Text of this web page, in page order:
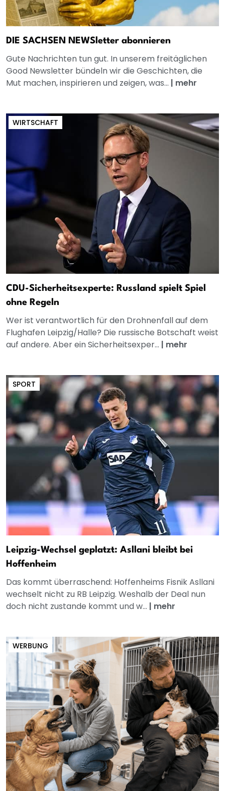
DIE SACHSEN NEWSletter abonnieren
Gute Nachrichten tun gut. In unserem freitäglichen
Good Newsletter bündeln wir die Geschichten, die
Mut machen, inspirieren und zeigen, was... | mehr
WIRTSCHAFT
CDU-Sicherheitsexperte: Russland spielt Spiel
ohne Regeln
Wer ist verantwortlich für den Drohnenfall auf dem
Flughafen Leipzig/Halle? Die russische Botschaft weist
auf andere. Aber ein Sicherheitsexper... | mehr
SPORT
Leipzig-Wechsel geplatzt: Asllani bleibt bei
Hoffenheim
Das kommt überraschend: Hoffenheims Fisnik Asllani
wechselt nicht zu RB Leipzig. Weshalb der Deal nun
doch nicht zustande kommt und w... | mehr
WERBUNG